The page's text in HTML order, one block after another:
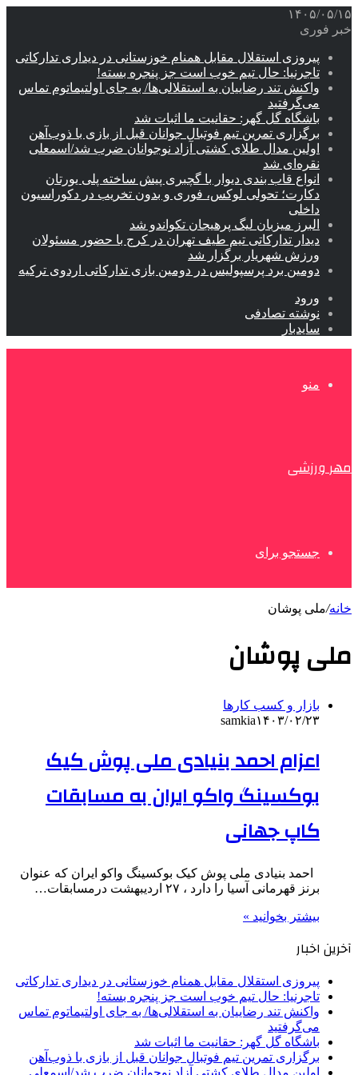
۱۴۰۵/۰۵/۱۵
خبر فوری
پیروزی استقلال مقابل همنام خوزستانی در دیداری تدارکاتی
تاجرنیا: حال تیم خوب است جز پنجره بسته!
واکنش تند رضاییان به استقلالی‌ها/ به جای اولتیماتوم تماس
می‌گرفتید
باشگاه گل گهر: حقانیت ما اثبات شد
برگزاری تمرین تیم فوتبال جوانان قبل از بازی با ذوب‌آهن
اولین مدال طلای کشتی آزاد نوجوانان ضرب شد/اسمعلی
نقره‌ای شد
انواع قاب بندی دیوار با گچبری پیش ساخته پلی یورتان
دکارت؛ تحولی لوکس، فوری و بدون تخریب در دکوراسیون
داخلی
البرز میزبان لیگ پرهیجان تکواندو شد
دیدار تدارکاتی تیم طیف تهران در کرج با حضور مسئولان
ورزش شهریار برگزار شد
دومین برد پرسپولیس در دومین بازی تدارکاتی اردوی ترکیه
ورود
نوشته تصادفی
سایدبار
منو
مهر ورزشی
جستجو برای
خانه/ملی پوشان
ملی پوشان
بازار و کسب کارها
samkia۱۴۰۳/۰۲/۲۳
اعزام احمد بنیادی ملی پوش کیک
بوکسینگ واکو ایران به مسابقات
کاپ جهانی
احمد بنیادی ملی پوش کیک بوکسینگ واکو ایران که عنوان
برنز قهرمانی آسیا را دارد ، ۲۷ اردیبهشت درمسابقات…
بیشتر بخوانید »
آخرین اخبار
پیروزی استقلال مقابل همنام خوزستانی در دیداری تدارکاتی
تاجرنیا: حال تیم خوب است جز پنجره بسته!
واکنش تند رضاییان به استقلالی‌ها/ به جای اولتیماتوم تماس
می‌گرفتید
باشگاه گل گهر: حقانیت ما اثبات شد
برگزاری تمرین تیم فوتبال جوانان قبل از بازی با ذوب‌آهن
اولین مدال طلای کشتی آزاد نوجوانان ضرب شد/اسمعلی